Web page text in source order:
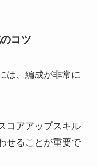
コツ
は、編成が非常に
コアアップスキル
せることが重要で